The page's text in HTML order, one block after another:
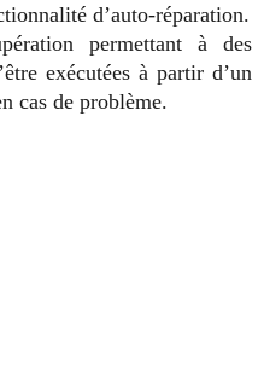
d’auto-réparation.
permettant à des
exécutées à partir d’un
cas de problème.